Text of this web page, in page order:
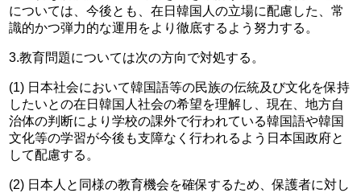
については、今後とも、在日韓国人の立場に配慮した、常
識的かつ弾力的な運用をより徹底するよう努力する。
3.教育問題については次の方向で対処する。
(1) 日本社会において韓国語等の民族の伝統及び文化を保持
したいとの在日韓国人社会の希望を理解し、現在、地方自
治体の判断により学校の課外で行われている韓国語や韓国
文化等の学習が今後も支障なく行われるよう日本国政府と
して配慮する。
(2) 日本人と同様の教育機会を確保するため、保護者に対し